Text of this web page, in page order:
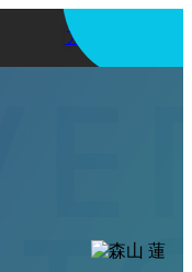
アプリを使う